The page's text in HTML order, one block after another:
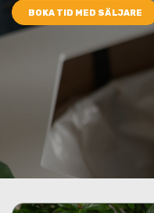
BOKA TID MED SÄLJARE